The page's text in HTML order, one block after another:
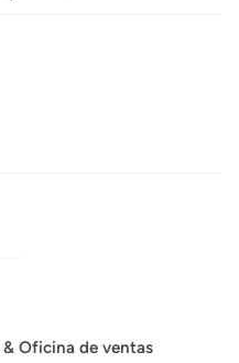
Oficina de ventas